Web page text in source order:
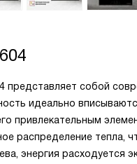
представляет собой
идеально
привлекательным
распределение тепла,
энергия расходуется